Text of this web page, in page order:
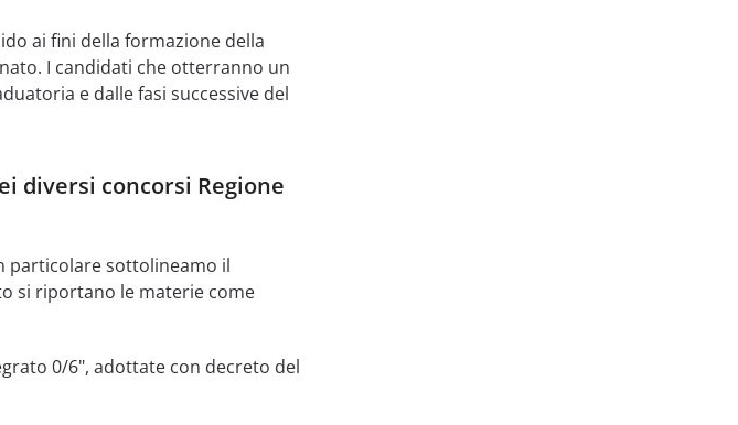
ai fini della formazione della
I candidati che otterranno un
e dalle fasi successive del
diversi concorsi Regione
particolare sottolineamo il
si riportano le materie come
0/6", adottate con decreto del